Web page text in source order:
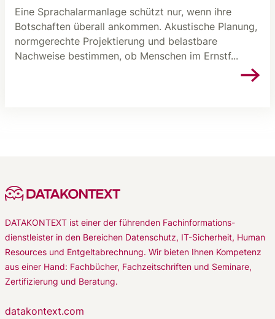
Eine Sprachalarmanlage schützt nur, wenn ihre
Botschaften überall ankommen. Akustische Planung,
normgerechte Projektierung und belastbare
Nachweise bestimmen, ob Menschen im Ernstf...
DATAKONTEXT ist einer der führenden Fachinformations-
dienstleister in den Bereichen Datenschutz, IT-Sicherheit, Human
Resources und Entgeltabrechnung. Wir bieten Ihnen Kompetenz
aus einer Hand: Fachbücher, Fachzeitschriften und Seminare,
Zertifizierung und Beratung.
datakontext.com